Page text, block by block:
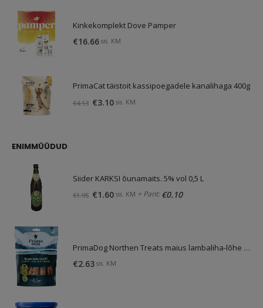
Kinkekomplekt Dove Pamper
€16.66 sis. KM
PrimaCat täistoit kassipoegadele kanalihaga 400g
€4.13 Algne
€3.10Praegune
sis. KM
ENIMMÜÜDUD
Siider KARKSI õunamaits. 5% vol 0,5 L
€1.95 Algne
€1.60Praegune
sis. KM + Pant:€0.10
PrimaDog Northen Treats maius lambaliha-lõhe 80g
€2.63 sis. KM